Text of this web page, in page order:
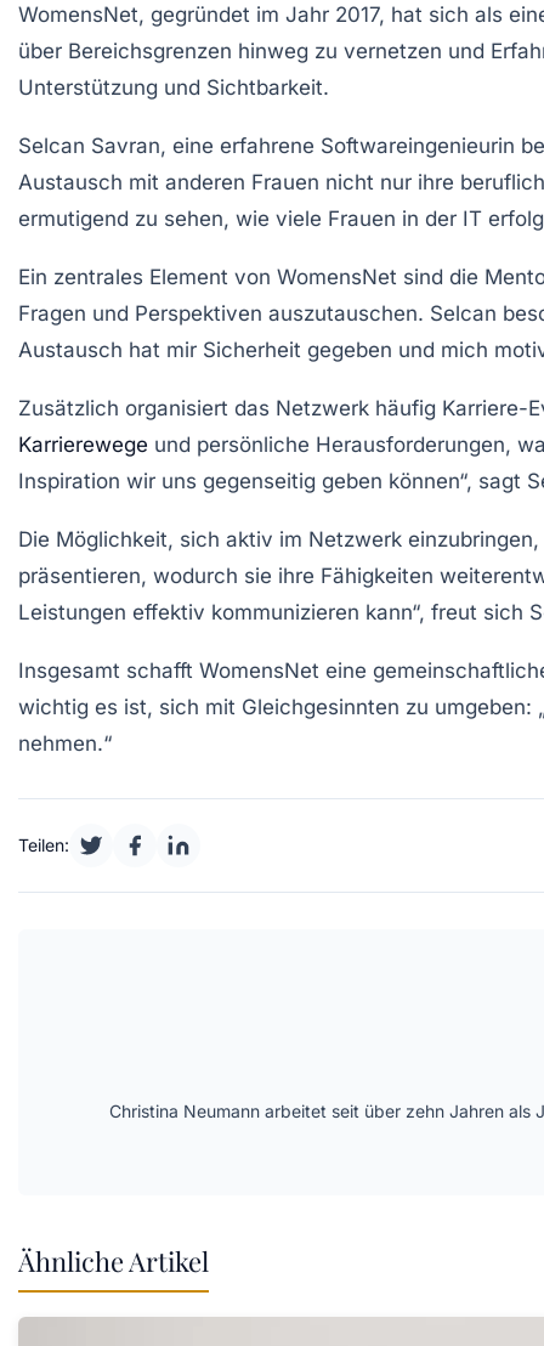
WomensNet, gegründet im Jahr 2017, hat sich als
über Bereichsgrenzen hinweg zu vernetzen und
Unterstützung und Sichtbarkeit.
Selcan Savran, eine erfahrene Softwareingenieurin
Austausch mit anderen Frauen nicht nur ihre
ermutigend zu sehen, wie viele Frauen in der IT
Ein zentrales Element von WomensNet sind die
Fragen und Perspektiven auszutauschen. Selcan
Austausch hat mir Sicherheit gegeben und mich
Zusätzlich organisiert das Netzwerk häufig Karriere-
Karrierewege und persönliche Herausforderungen,
Inspiration wir uns gegenseitig geben können“, sagt
Die Möglichkeit, sich aktiv im Netzwerk
präsentieren, wodurch sie ihre Fähigkeiten
Leistungen effektiv kommunizieren kann“, freut sich
Insgesamt schafft WomensNet eine
wichtig es ist, sich mit Gleichgesinnten zu umgeben:
nehmen.“
Teilen:
Christina Neumann arbeitet seit über zehn Jahren als
Ähnliche Artikel